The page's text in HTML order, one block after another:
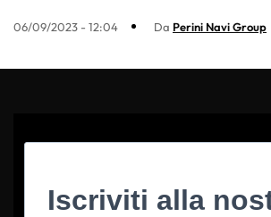
06/09/2023 - 12:04 Da Perini Navi Group
Iscriviti alla